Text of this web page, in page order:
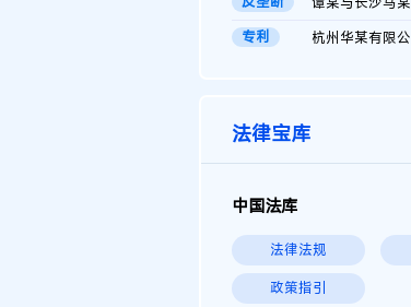
专利
法律宝库
中国法库
法律法规
政策指引